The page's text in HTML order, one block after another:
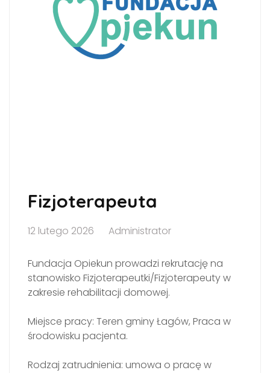
Fizjoterapeuta
12 lutego 2026 Administrator
Fundacja Opiekun prowadzi rekrutację na
stanowisko Fizjoterapeutki/Fizjoterapeuty w
zakresie rehabilitacji domowej.
Miejsce pracy: Teren gminy Łagów, Praca w
środowisku pacjenta.
Rodzaj zatrudnienia: umowa o pracę w